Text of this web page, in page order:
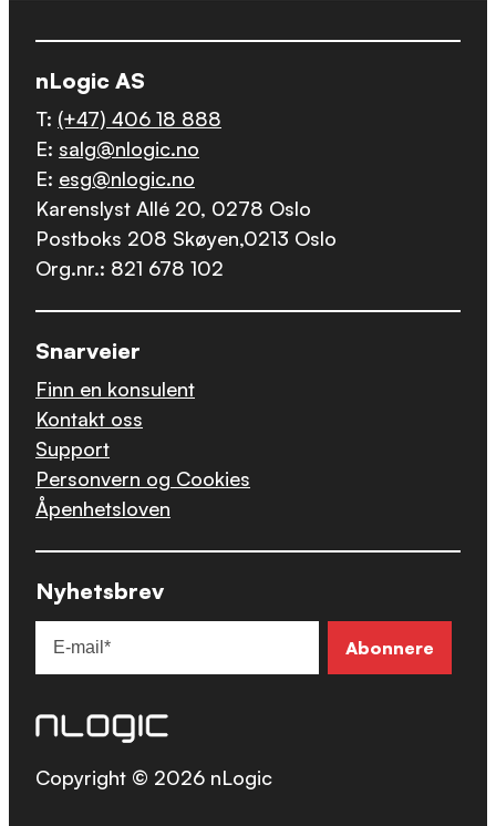
nLogic AS
T: (+47) 406 18 888
E: salg@nlogic.no
E: esg@nlogic.no
Karenslyst Allé 20, 0278 Oslo
Postboks 208 Skøyen,0213 Oslo
Org.nr.: 821 678 102
Snarveier
Finn en konsulent
Kontakt oss
Support
Personvern og Cookies
Åpenhetsloven
Nyhetsbrev
Copyright © 2026 nLogic